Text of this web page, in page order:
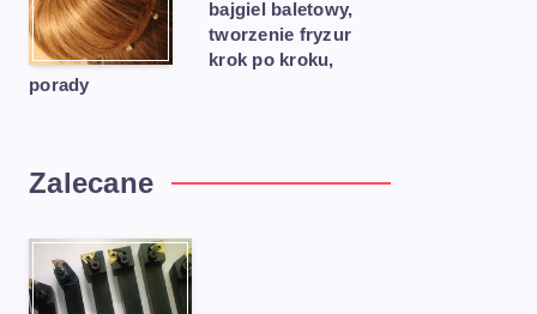
bajgiel baletowy,
tworzenie fryzur
krok po kroku,
porady
Zalecane